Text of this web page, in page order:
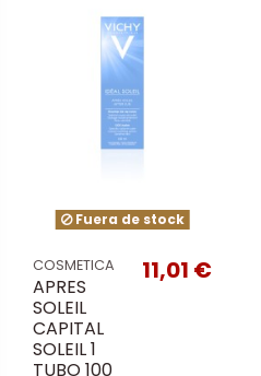
Fuera de stock
COSMETICA
APRES
SOLEIL
CAPITAL
SOLEIL 1
TUBO 100
11,01 €